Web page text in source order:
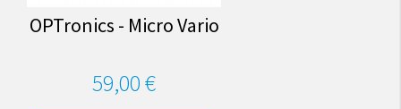
OPTronics - Micro Vario
59,00 €